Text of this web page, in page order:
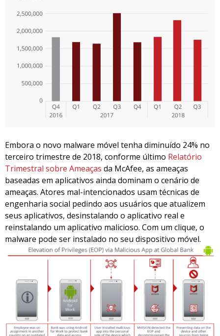
Embora o novo malware móvel tenha diminuído 24% no
terceiro trimestre de 2018, conforme último Relatório
Trimestral sobre Ameaças da McAfee, as ameaças
baseadas em aplicativos ainda dominam o cenário de
ameaças. Atores mal-intencionados usam técnicas de
engenharia social pedindo aos usuários que atualizem
seus aplicativos, desinstalando o aplicativo real e
reinstalando um aplicativo malicioso. Com um clique, o
malware pode ser instalado no seu dispositivo móvel.